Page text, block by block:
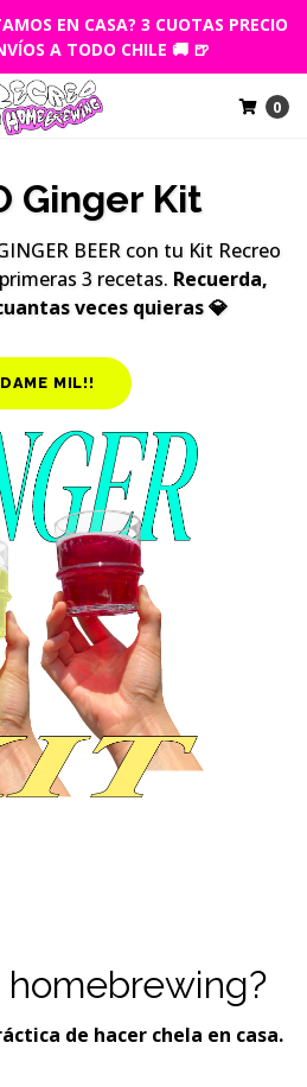
EN CASA? 3 CUOTAS PRECIO
A TODO CHILE 🚚 🍺
0
cocinar cerveza en casa
quieras!! 🍺🍺
Ginger Kit
BEER con tu Kit Recreo
3 recetas. Recuerda,
veces quieras💎
MIL!!
homebrewing?
de hacer chela en casa.